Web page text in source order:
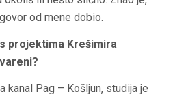
od mene dobio.
projektima Krešimira
kanal Pag – Košljun, studija je